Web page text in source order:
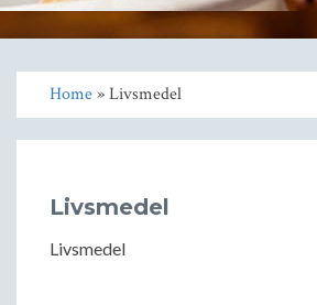
Home» Livsmedel
Livsmedel
Livsmedel